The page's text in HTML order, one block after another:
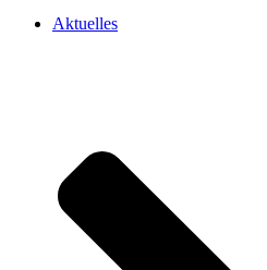
Aktuelles